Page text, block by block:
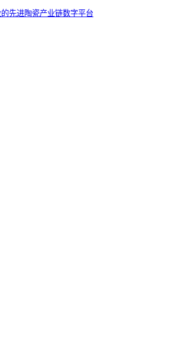
先进陶瓷产业链数字平台